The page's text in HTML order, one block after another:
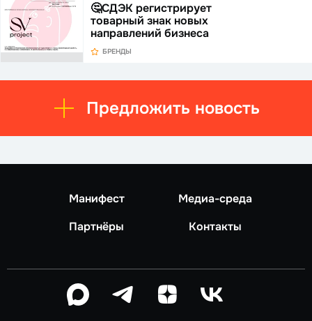
🤔СДЭК регистрирует
товарный знак новых
направлений бизнеса
БРЕНДЫ
Предложить новость
Манифест
Медиа-среда
Партнёры
Контакты